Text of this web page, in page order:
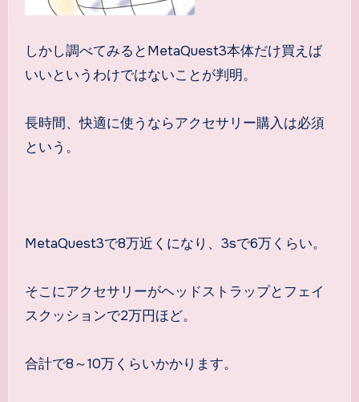
しかし調べてみるとMetaQuest3本体だけ買えば
いいというわけではないことが判明。
長時間、快適に使うならアクセサリー購入は必須
という。
MetaQuest3で8万近くになり、3sで6万くらい。
そこにアクセサリーがヘッドストラップとフェイ
スクッションで2万円ほど。
合計で8～10万くらいかかります。